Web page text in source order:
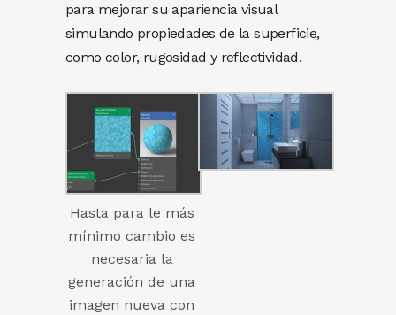
para mejorar su apariencia visual
simulando propiedades de la superficie,
como color, rugosidad y reflectividad.
Hasta para le más
mínimo cambio es
necesaria la
generación de una
imagen nueva con